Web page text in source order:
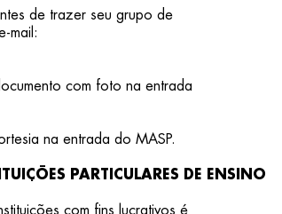
de trazer seu grupo de
mail:
com foto na entrada
na entrada do MASP.
PARTICULARES DE ENSINO
com fins lucrativos é